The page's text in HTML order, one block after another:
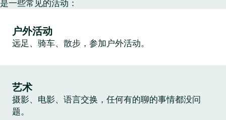
是一些常见的活动：
户外活动
远足、骑车、散步，参加户外活动。
艺术
摄影、电影、语言交换，任何有的聊的事情都没问
题。